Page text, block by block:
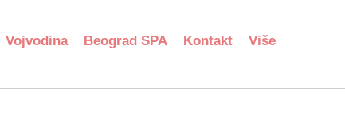
Vojvodina Beograd SPA Kontakt Više